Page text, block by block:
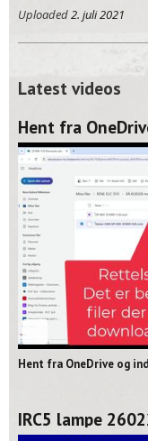
Uploaded2. juli 2021
Latest videos
Hent fra
Hent fra OneDrive og
IRC5 lampe